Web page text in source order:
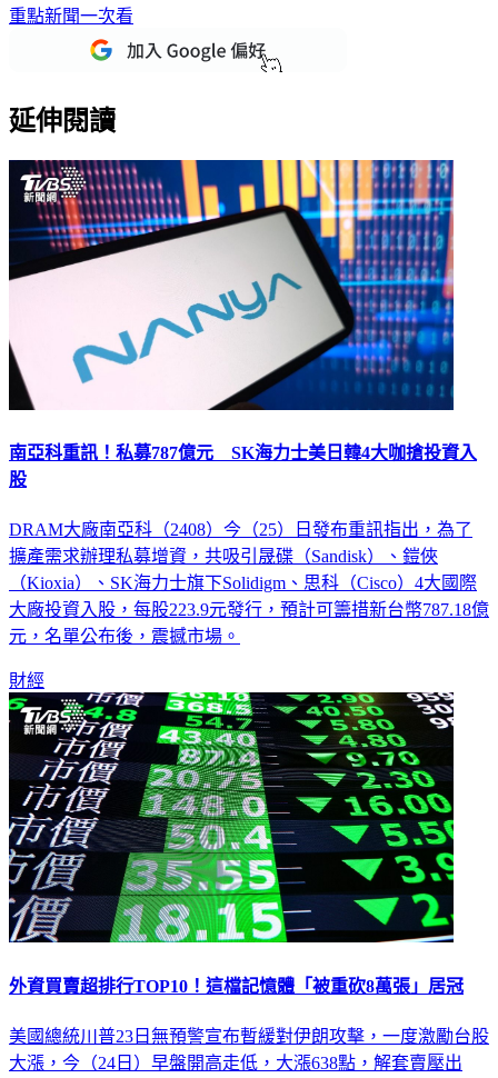
重點新聞一次看
延伸閱讀
南亞科重訊！私募787億元 SK海力士美日韓4大咖搶投資入
股
DRAM大廠南亞科（2408）今（25）日發布重訊指出，為了
擴產需求辦理私募增資，共吸引晟碟（Sandisk）、鎧俠
（Kioxia）、SK海力士旗下Solidigm、思科（Cisco）4大國際
大廠投資入股，每股223.9元發行，預計可籌措新台幣787.18億
元，名單公布後，震撼市場。
財經
外資買賣超排行TOP10！這檔記憶體「被重砍8萬張」居冠
美國總統川普23日無預警宣布暫緩對伊朗攻擊，一度激勵台股
大漲，今（24日）早盤開高走低，大漲638點，解套賣壓出